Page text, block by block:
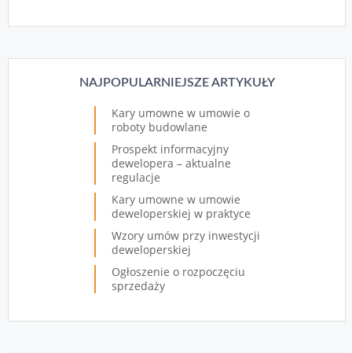
NAJPOPULARNIEJSZE ARTYKUŁY
Kary umowne w umowie o
roboty budowlane
Prospekt informacyjny
dewelopera – aktualne
regulacje
Kary umowne w umowie
deweloperskiej w praktyce
Wzory umów przy inwestycji
deweloperskiej
Ogłoszenie o rozpoczęciu
sprzedaży